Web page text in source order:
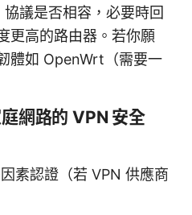
議是否相容，必要時回
更高的路由器。若你願
體如 OpenWrt（需要一
網路的 VPN 安全
素認證（若 VPN 供應商